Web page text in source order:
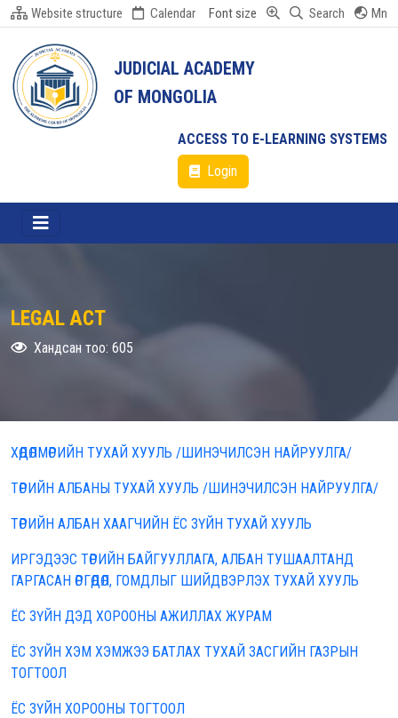
Website structure Calendar Font size Search Mn
JUDICIAL ACADEMY
OF MONGOLIA
ACCESS TO E-LEARNING SYSTEMS
Login
LEGAL ACT
Хандсан тоо: 605
ХӨДӨЛМӨРИЙН ТУХАЙ ХУУЛЬ /ШИНЭЧИЛСЭН НАЙРУУЛГА/
ТӨРИЙН АЛБАНЫ ТУХАЙ ХУУЛЬ /ШИНЭЧИЛСЭН НАЙРУУЛГА/
ТӨРИЙН АЛБАН ХААГЧИЙН ЁС ЗҮЙН ТУХАЙ ХУУЛЬ
ИРГЭДЭЭС ТӨРИЙН БАЙГУУЛЛАГА, АЛБАН ТУШААЛТАНД
ГАРГАСАН ӨРГӨДӨЛ, ГОМДЛЫГ ШИЙДВЭРЛЭХ ТУХАЙ ХУУЛЬ
ЁС ЗҮЙН ДЭД ХОРООНЫ АЖИЛЛАХ ЖУРАМ
ЁС ЗҮЙН ХЭМ ХЭМЖЭЭ БАТЛАХ ТУХАЙ ЗАСГИЙН ГАЗРЫН
ТОГТООЛ
ЁС ЗҮЙН ХОРООНЫ ТОГТООЛ